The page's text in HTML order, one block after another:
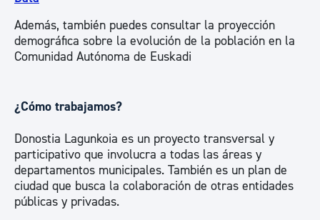
Además, también puedes consultar la proyección
demográfica sobre la evolución de la población en la
Comunidad Autónoma de Euskadi
¿Cómo trabajamos?
Donostia Lagunkoia es un proyecto transversal y
participativo que involucra a todas las áreas y
departamentos municipales. También es un plan de
ciudad que busca la colaboración de otras entidades
públicas y privadas.